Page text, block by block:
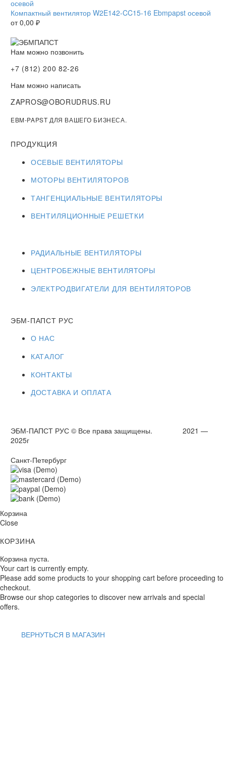
Компактный вентилятор W2E142-CC15-16 Ebmpapst осевой
от0,00 ₽
Нам можно позвонить
+7 (812) 200 82-26
Нам можно написать
ZAPROS@OBORUDRUS.RU
EBM-PAPST ДЛЯ ВАШЕГО БИЗНЕСА.
ПРОДУКЦИЯ
ОСЕВЫЕ ВЕНТИЛЯТОРЫ
МОТОРЫ ВЕНТИЛЯТОРОВ
ТАНГЕНЦИАЛЬНЫЕ ВЕНТИЛЯТОРЫ
ВЕНТИЛЯЦИОННЫЕ РЕШЕТКИ
РАДИАЛЬНЫЕ ВЕНТИЛЯТОРЫ
ЦЕНТРОБЕЖНЫЕ ВЕНТИЛЯТОРЫ
ЭЛЕКТРОДВИГАТЕЛИ ДЛЯ ВЕНТИЛЯТОРОВ
ЭБМ-ПАПСТ РУС
О НАС
КАТАЛОГ
КОНТАКТЫ
ДОСТАВКА И ОПЛАТА
ЭБМ-ПАПСТ РУС © Все права защищены. 2021 —
2025г
Санкт-Петербург
Корзина
Close
КОРЗИНА
Корзина пуста.
Your cart is currently empty.
Please add some products to your shopping cart before proceeding to
checkout.
Browse our shop categories to discover new arrivals and special
offers.
ВЕРНУТЬСЯ В МАГАЗИН